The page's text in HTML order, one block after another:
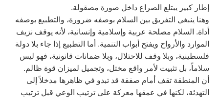
إطار كبير يبتلع الصراع داخل صورة مصقولة.
وهنا ينبغي التفريق بين السلام بوصفه ضرورة، والتطبيع بوصفه
أداة. السلام مصلحة عربية وإسلامية وإنسانية، لأنه يوقف نزيف
الموارد والأرواح ويفتح أبواب التنمية. أما التطبيع إذا جاء بلا دولة
فلسطينية، وبلا وقف للاحتلال، وبلا ضمانات قانونية، فهو ليس
سلاماً، بل تثبيت لأمر واقع مختل، وتجميل لميزان قوة ظالم.
أن المنطقة تقف أمام صفقة قد تبدو في ظاهرها مدخلاً إلى
التهدئة، لكنها في عمقها معركة على ترتيب الوعي قبل ترتيب